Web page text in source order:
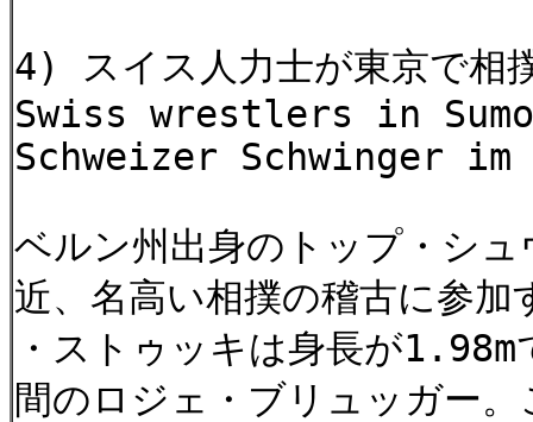
4) スイス人力士が東京で相
Swiss wrestlers in
Schweizer Schwinger
ベルン州出身のトップ・シ
近、名高い相撲の稽古に参
・ストゥッキは身長が
間のロジェ・ブリュッガー